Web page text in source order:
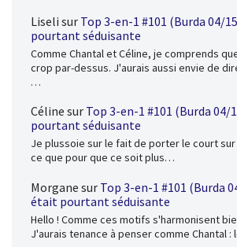
Liseli sur Top 3-en-1 #101 (Burda 04/
pourtant séduisante
Comme Chantal et Céline, je comprends
crop par-dessus. J'aurais aussi envie de
…
Céline sur Top 3-en-1 #101 (Burda 04/
pourtant séduisante
Je plussoie sur le fait de porter le court
ce que pour que ce soit plus…
Morgane sur Top 3-en-1 #101 (Burda
était pourtant séduisante
Hello ! Comme ces motifs s'harmonisent
J'aurais tenance à penser comme Chantal